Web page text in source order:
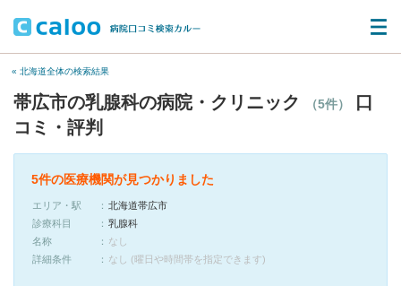
« 北海道全体の検索結果
帯広市の乳腺科の病院・クリニック （5件）
口
コミ・評判
5件の医療機関が見つかりました
エリア・駅
北海道帯広市
診療科目
乳腺科
名称
なし
詳細条件
なし (曜日や時間帯を指定できます)